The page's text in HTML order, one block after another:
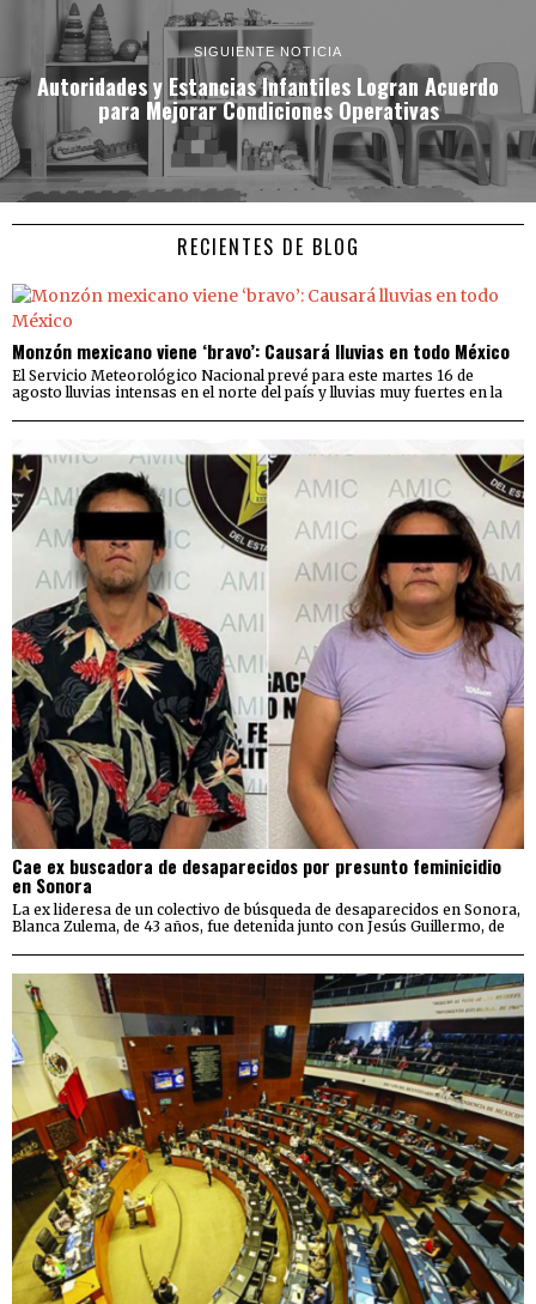
SIGUIENTE NOTICIA
Autoridades y Estancias Infantiles Logran Acuerdo
para Mejorar Condiciones Operativas
RECIENTES DE BLOG
Monzón mexicano viene ‘bravo’: Causará lluvias en todo México
El Servicio Meteorológico Nacional prevé para este martes 16 de
agosto lluvias intensas en el norte del país y lluvias muy fuertes en la
Cae ex buscadora de desaparecidos por presunto feminicidio
en Sonora
La ex lideresa de un colectivo de búsqueda de desaparecidos en Sonora,
Blanca Zulema, de 43 años, fue detenida junto con Jesús Guillermo, de